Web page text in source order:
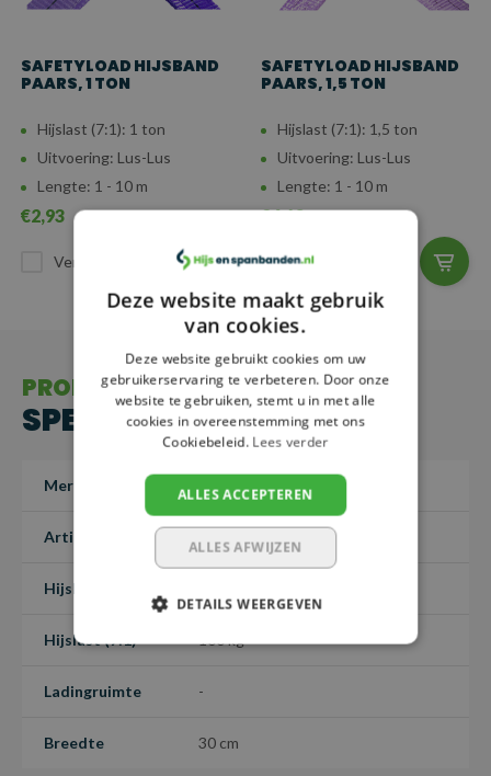
SAFETYLOAD HIJSBAND
PAARS, 1 TON
Hijslast (7:1): 1 ton
Uitvoering: Lus-Lus
Lengte: 1 - 10 m
€2,93
Vergelijk
SAFETYLOAD HIJSBAND
PAARS, 1,5 TON
Hijslast (7:1): 1,5 ton
Uitvoering: Lus-Lus
Lengte: 1 - 10 m
€6,13
Vergelijk
PRODUCT
SPECIFICATIES
Merk SafetyLoad
Artikelnummer
Hijslengte
Hijslast (7:1) 100 kg
Ladingruimte -
Breedte 30 cm
Deze website maakt gebruik
van cookies.
Deze website gebruikt cookies om uw
gebruikerservaring te verbeteren. Door onze
website te gebruiken, stemt u in met alle
cookies in overeenstemming met ons
Cookiebeleid. Lees verder
ALLES ACCEPTEREN
ALLES AFWIJZEN
DETAILS WEERGEVEN